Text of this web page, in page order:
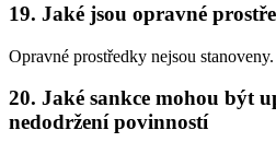
19. Jaké jsou opravné
Opravné prostředky nejsou stanoveny.
20. Jaké sankce mohou být
nedodržení povinností